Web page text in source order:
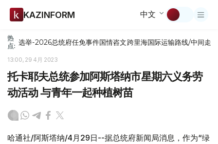
KAZINFORM 中文
热
点: 选举-2026总统府任免事件国情咨文跨里海国际运输路线/中间走廊
13:00, 29 4月 2023
托卡耶夫总统参加阿斯塔纳市星期六义务劳
动活动 与青年一起种植树苗
哈通社/阿斯塔纳/4月29日--据总统府新闻局消息，作为“绿